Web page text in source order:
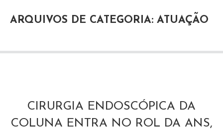
ARQUIVOS DE CATEGORIA: ATUAÇÃO
CIRURGIA ENDOSCÓPICA DA
COLUNA ENTRA NO ROL DA ANS,